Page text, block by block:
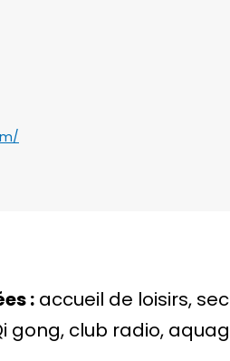
: accueil de loisirs,
gong, club radio,